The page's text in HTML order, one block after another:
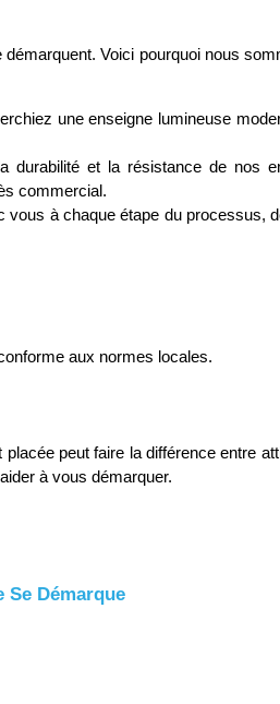
Voici pourquoi nous
une enseigne lumineuse
durabilité et la résistance de nos
commercial.
à chaque étape du processus,
aux normes locales.
peut faire la différence entre
à vous démarquer.
Se Démarque